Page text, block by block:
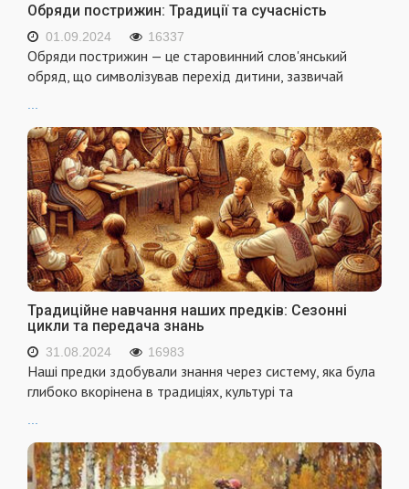
Обряди пострижин: Традиції та сучасність
01.09.2024 16337
Обряди пострижин — це старовинний слов'янський
обряд, що символізував перехід дитини, зазвичай
Традиційне навчання наших предків: Сезонні
цикли та передача знань
31.08.2024 16983
Наші предки здобували знання через систему, яка була
глибоко вкорінена в традиціях, культурі та